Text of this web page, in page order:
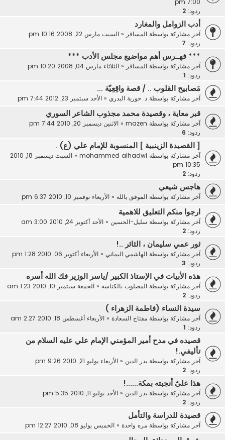
7:00 pm
ردود: 2
أدب الزوامل والمغارد
آخر مشاركة بواسطة المسافر« السبت مارس 22, 2008 10:16 pm
ردود: 7
*** فهــرس أهم مواضيع مجلس الأدب ***
آخر مشاركة بواسطة المسافر« الثلاثاء مارس 04, 2008 10:20 pm
ردود:
مَصابيح القلوب .. / قصة واقِعِيّة ...
آخر مشاركة بواسطة د. حورية البدري« الأحد سبتمبر 23, 2012 7:44 pm
قبر معاية ، وقصيدة محمد مجذوب الشاعر السوري
آخر مشاركة بواسطة mazen
« الاثنين ديسمبر 20, 2010 7:44 pm
ردود: 6
[ القصيدة الزينبية ] المنسوبة للإمام علي (ع) .
آخر مشاركة بواسطة mohammed alhadwi
«
السبت ديسمبر 18, 2010
10:35 pm
ردود: 2
هاجس شيعي
آخر مشاركة بواسطة الموفق بالله« الأربعاء نوفمبر 10, 2010 6:37 pm
ارجوا منكم التعليق للاهمية
آخر مشاركة بواسطة سليل-الحسين« الأحد أكتوبر 24, 2010 3:00 am
ردود: 2
ثور عمي سليمان ، الثائر ..!
آخر مشاركة بواسطة الهاشمي اليماني« الأربعاء أكتوبر 06, 2010 1:28 pm
ردود: 3
هذه الأبيات في الإستاذ الكبير /ياسر الوزير فك الله أسره
آخر مشاركة بواسطة المصلوب بالكناسه« الجمعة سبتمبر 10, 2010 1:23 am
ردود: 2
سيدة النساء (فاطمة الزهراء )
آخر مشاركة بواسطة مفتاح السعادة« الأربعاء أغسطس 18, 2010 2:27 am
ردود:
قصيده في مدح أمير المؤمني الإمام علي عليه السلام من
تأليفي.!
آخر مشاركة بواسطة بدر الدين« الأربعاء يوليو 21, 2010 9:26 pm
ردود: 2
هذا علىٌ أنجبته بمكة......!
آخر مشاركة بواسطة بدر الدين« الأحد يوليو 11, 2010 5:35 pm
ردود: 2
قصيدة للدراسة والتأمل
آخر مشاركة بواسطة مره واحدة« الخميس يوليو 08, 2010 12:27 pm